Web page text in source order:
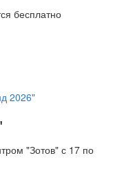
бесплатно
"Зотов" с 17 по